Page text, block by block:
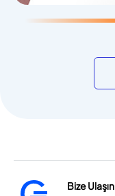
Bize Ulaşın